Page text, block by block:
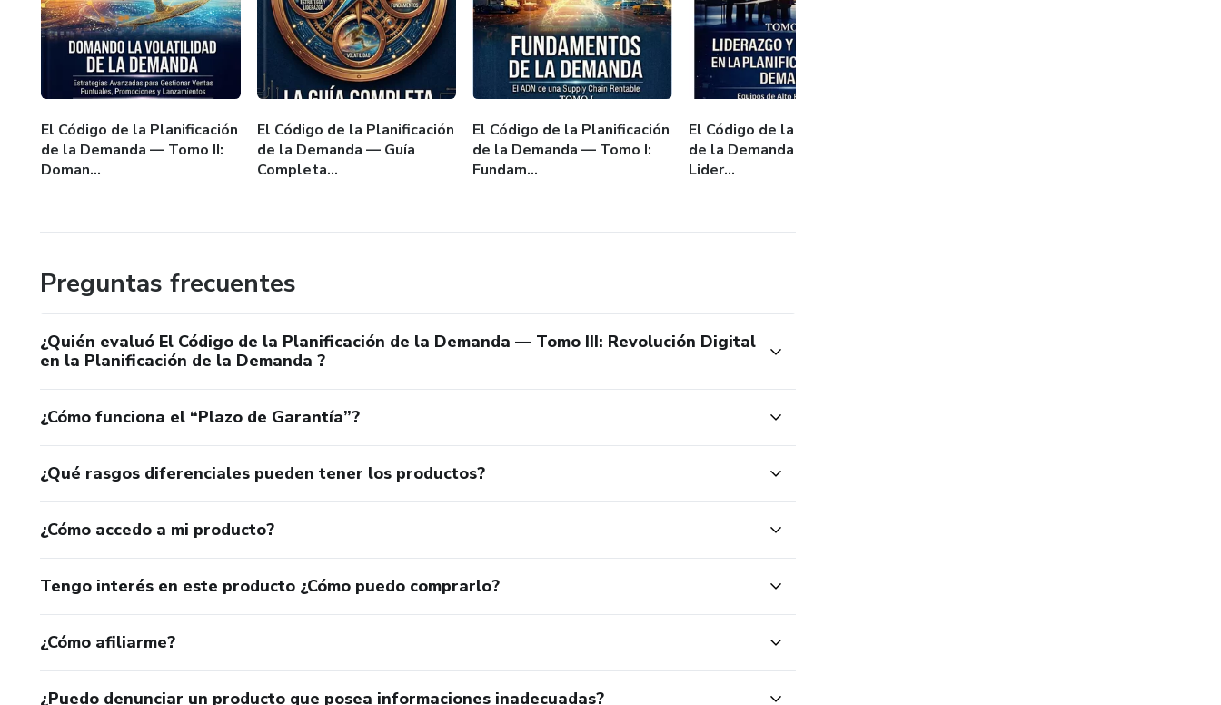
Gerentes evaluando inversiones en tecnología de Supply Chain
Profesionales que quieren mantenerse relevantes en un mercado que cambia rápido
Equipos implementando o evaluando herramientas APS/ML
Garantía
El Código de la Planificación
de la Demanda — Tomo II:
Doman...
El Código de la Planificación
de la Demanda — Guía
Completa...
El Código de la Planificación
de la Demanda — Tomo I:
Fundam...
El Código de la Planificación
de la Demanda — Tomo IV:
Lider...
Preguntas frecuentes
¿Quién evaluó El Código de la Planificación de la Demanda — Tomo III: Revolución Digital
en la Planificación de la Demanda ?
¿Cómo funciona el “Plazo de Garantía”?
¿Qué rasgos diferenciales pueden tener los productos?
¿Cómo accedo a mi producto?
Tengo interés en este producto ¿Cómo puedo comprarlo?
¿Cómo afiliarme?
¿Puedo denunciar un producto que posea informaciones inadecuadas?